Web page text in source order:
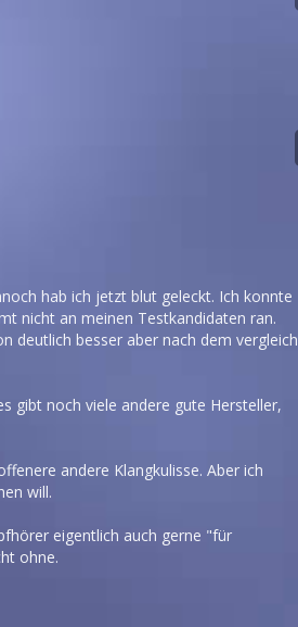
hab ich jetzt blut geleckt. Ich konnte
nicht an meinen Testkandidaten ran.
deutlich besser aber nach dem vergleich
gibt noch viele andere gute Hersteller,
andere Klangkulisse. Aber ich
will.
eigentlich auch gerne "für
ohne.